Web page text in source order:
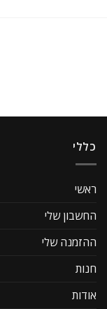
כללי
ראשי
החשבון שלי
ההזמנה שלי
חנות
אודות